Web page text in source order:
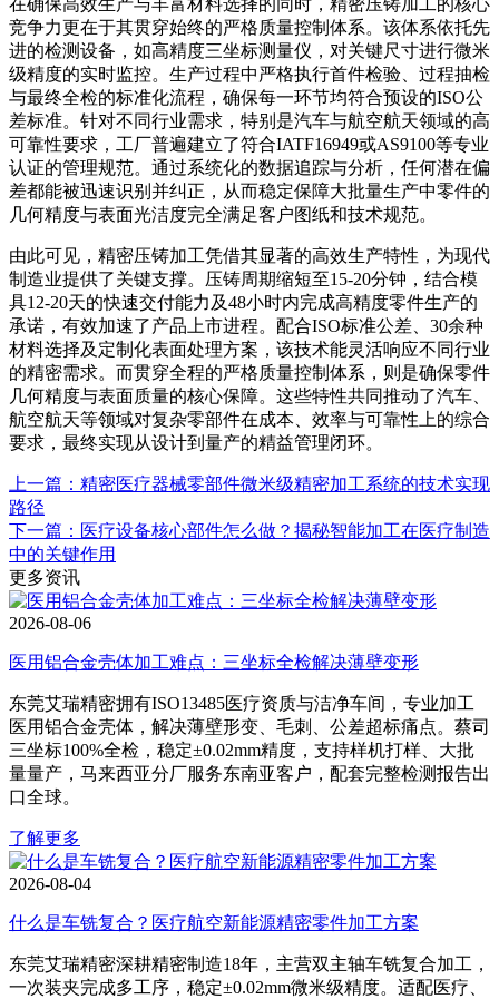
竞争力更在于其贯穿始终的严格质量控制体系。该体系依托先
进的检测设备，如高精度三坐标测量仪，对关键尺寸进行微米
级精度的实时监控。生产过程中严格执行首件检验、过程抽检
与最终全检的标准化流程，确保每一环节均符合预设的ISO公
差标准。针对不同行业需求，特别是汽车与航空航天领域的高
可靠性要求，工厂普遍建立了符合IATF16949或AS9100等专业
认证的管理规范。通过系统化的数据追踪与分析，任何潜在偏
差都能被迅速识别并纠正，从而稳定保障大批量生产中零件的
几何精度与表面光洁度完全满足客户图纸和技术规范。
由此可见，精密压铸加工凭借其显著的高效生产特性，为现代
制造业提供了关键支撑。压铸周期缩短至15-20分钟，结合模
具12-20天的快速交付能力及48小时内完成高精度零件生产的
承诺，有效加速了产品上市进程。配合ISO标准公差、30余种
材料选择及定制化表面处理方案，该技术能灵活响应不同行业
的精密需求。而贯穿全程的严格质量控制体系，则是确保零件
几何精度与表面质量的核心保障。这些特性共同推动了汽车、
航空航天等领域对复杂零部件在成本、效率与可靠性上的综合
要求，最终实现从设计到量产的精益管理闭环。
上一篇：精密医疗器械零部件微米级精密加工系统的技术实现
路径
下一篇：医疗设备核心部件怎么做？揭秘智能加工在医疗制造
中的关键作用
更多资讯
2026-08-06
医用铝合金壳体加工难点：三坐标全检解决薄壁变形
东莞艾瑞精密拥有ISO13485医疗资质与洁净车间，专业加工
医用铝合金壳体，解决薄壁形变、毛刺、公差超标痛点。蔡司
三坐标100%全检，稳定±0.02mm精度，支持样机打样、大批
量量产，马来西亚分厂服务东南亚客户，配套完整检测报告出
口全球。
了解更多
2026-08-04
什么是车铣复合？医疗航空新能源精密零件加工方案
东莞艾瑞精密深耕精密制造18年，主营双主轴车铣复合加工，
一次装夹完成多工序，稳定±0.02mm微米级精度。适配医疗、